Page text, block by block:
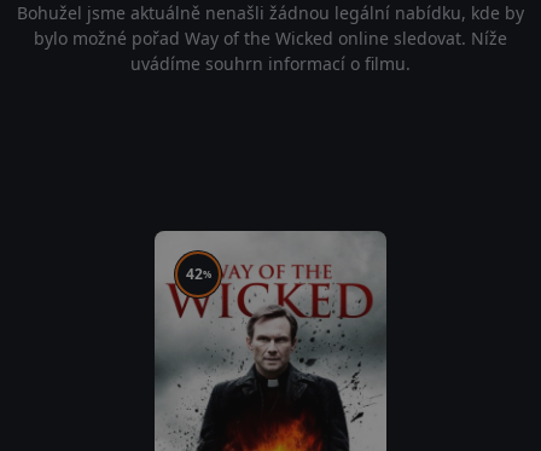
Bohužel jsme aktuálně nenašli žádnou legální nabídku, kde by
bylo možné pořad Way of the Wicked online sledovat. Níže
uvádíme souhrn informací o filmu.
42%